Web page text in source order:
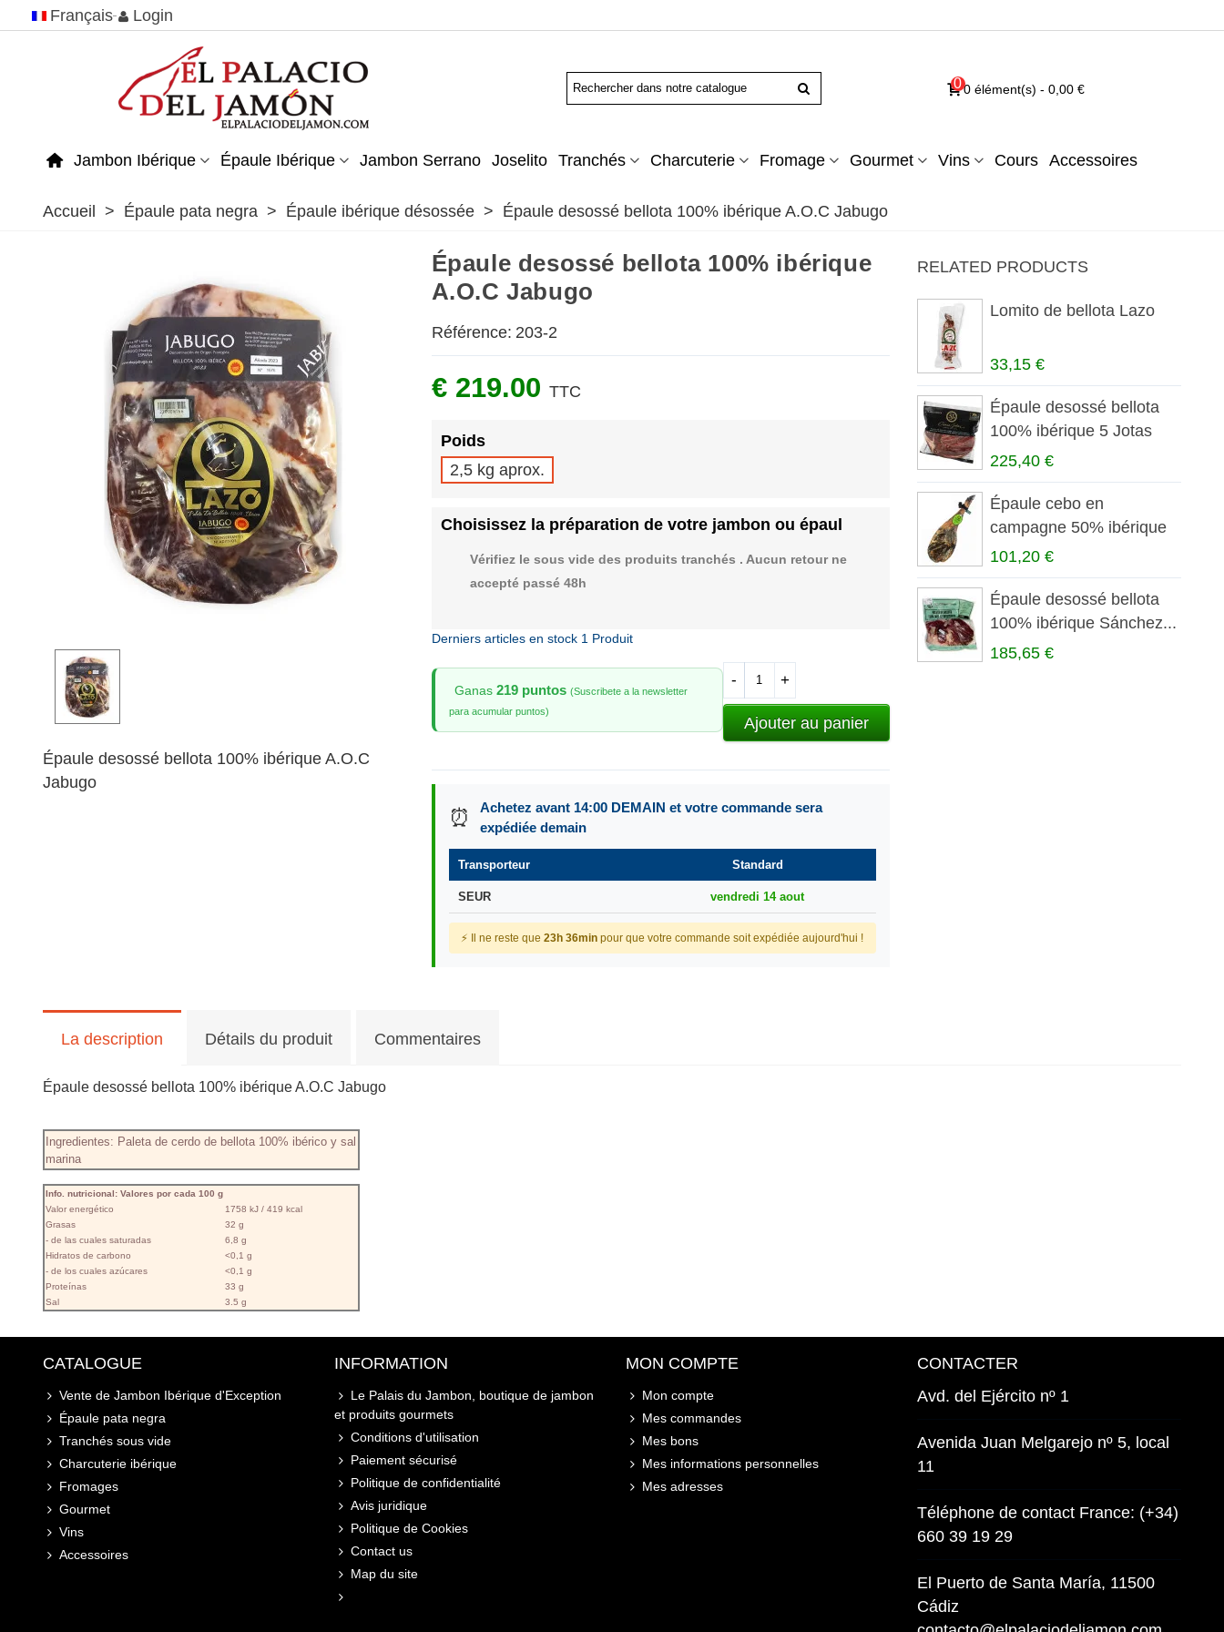
Français Login
00 élément(s) - 0,00 €
Jambon Ibérique Épaule Ibérique Jambon Serrano Joselito Tranchés Charcuterie Fromage Gourmet Vins Cours Accessoires
Accueil > Épaule pata negra > Épaule ibérique désossée > Épaule desossé bellota 100% ibérique A.O.C Jabugo
Épaule desossé bellota 100% ibérique A.O.C
Jabugo
Épaule desossé bellota 100% ibérique
A.O.C Jabugo
Référence: 203-2
€ 219.00 TTC
Poids
2,5 kg aprox.
Choisissez la préparation de votre jambon ou épaul
Vérifiez le sous vide des produits tranchés . Aucun retour ne
accepté passé 48h
Derniers articles en stock 1 Produit
Ganas 219 puntos (Suscribete a la newsletter
para acumular puntos)
- +
Ajouter au panier
⏰
Achetez avant 14:00 DEMAIN et votre commande sera
expédiée demain
Transporteur Standard
SEUR vendredi 14 aout
⚡ Il ne reste que23h 36min pour que votre commande soit expédiée aujourd'hui !
RELATED PRODUCTS
Lomito de bellota Lazo
33,15 €
Épaule desossé bellota
100% ibérique 5 Jotas
225,40 €
Épaule cebo en
campagne 50% ibérique
La Jara
101,20 €
Épaule desossé bellota
100% ibérique Sánchez...
185,65 €
La description Détails du produit Commentaires
Épaule desossé bellota 100% ibérique A.O.C Jabugo
Ingredientes: Paleta de cerdo de bellota 100% ibérico y sal
marina
Info. nutricional: Valores por cada 100 g
Valor energético
1758 kJ / 419 kcal
Grasas
32 g
- de las cuales saturadas
6,8 g
Hidratos de carbono
<0,1 g
- de los cuales azúcares
<0,1 g
Proteínas
33 g
Sal
3.5 g
CATALOGUE
Vente de Jambon Ibérique d'Exception
Épaule pata negra
Tranchés sous vide
Charcuterie ibérique
Fromages
Gourmet
Vins
Accessoires
INFORMATION
Le Palais du Jambon, boutique de jambon
et produits gourmets
Conditions d'utilisation
Paiement sécurisé
Politique de confidentialité
Avis juridique
Politique de Cookies
Contact us
Map du site
MON COMPTE
Mon compte
Mes commandes
Mes bons
Mes informations personnelles
Mes adresses
CONTACTER
Avd. del Ejército nº 1
Avenida Juan Melgarejo nº 5, local
11
Téléphone de contact France: (+34)
660 39 19 29
El Puerto de Santa María, 11500
Cádiz